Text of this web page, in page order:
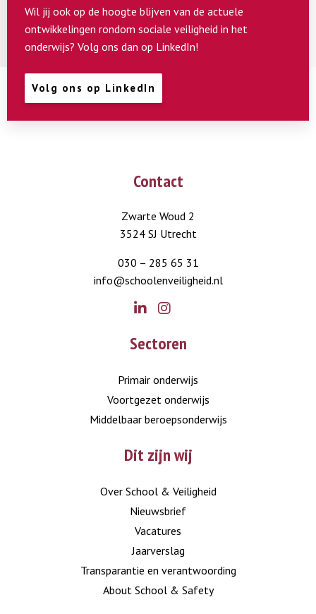
Wil jij ook op de hoogte blijven van de actuele
ontwikkelingen rondom sociale veiligheid in het
onderwijs? Volg ons dan op LinkedIn!
Volg ons op LinkedIn
Contact
Zwarte Woud 2
3524 SJ Utrecht
030 – 285 65 31
info@schoolenveiligheid.nl
Sectoren
Primair onderwijs
Voortgezet onderwijs
Middelbaar beroepsonderwijs
Dit zijn wij
Over School & Veiligheid
Nieuwsbrief
Vacatures
Jaarverslag
Transparantie en verantwoording
About School & Safety